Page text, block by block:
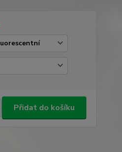
Přidat do košíku